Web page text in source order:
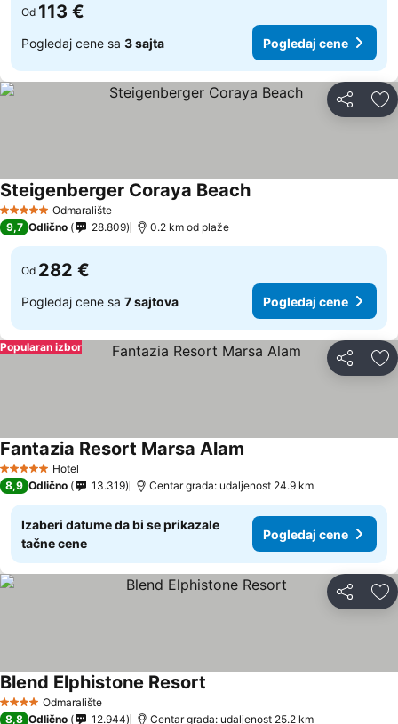
Od 113 €
Pogledaj cene sa 3 sajta Pogledaj cene
Deli
5 ZvezdiceOdmaralište
Steigenberger Coraya Beach
9,7 Odlično 28.809 0.2 km od plaže
Od 282 €
Pogledaj cene sa 7 sajtova Pogledaj cene
Deli
Popularan izbor
5 ZvezdiceHotel
Fantazia Resort Marsa Alam
8,9 Odlično 13.319 Centar grada: udaljenost 24.9 km
Izaberi datume da bi se prikazale
tačne cene
Pogledaj cene
Deli
4 ZvezdiceOdmaralište
Blend Elphistone Resort
8,8 Odlično 12.944 Centar grada: udaljenost 25.2 km